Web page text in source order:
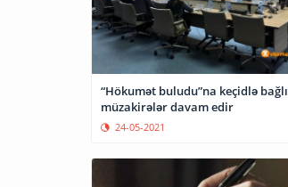
“Hökumət buludu”na keçidlə bağlı
müzakirələr davam edir
24-05-2021